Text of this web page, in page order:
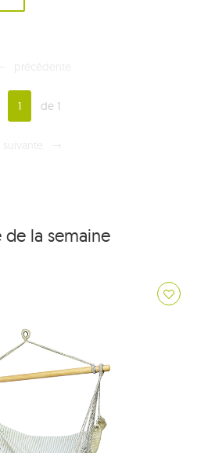
1 de 1
de la semaine